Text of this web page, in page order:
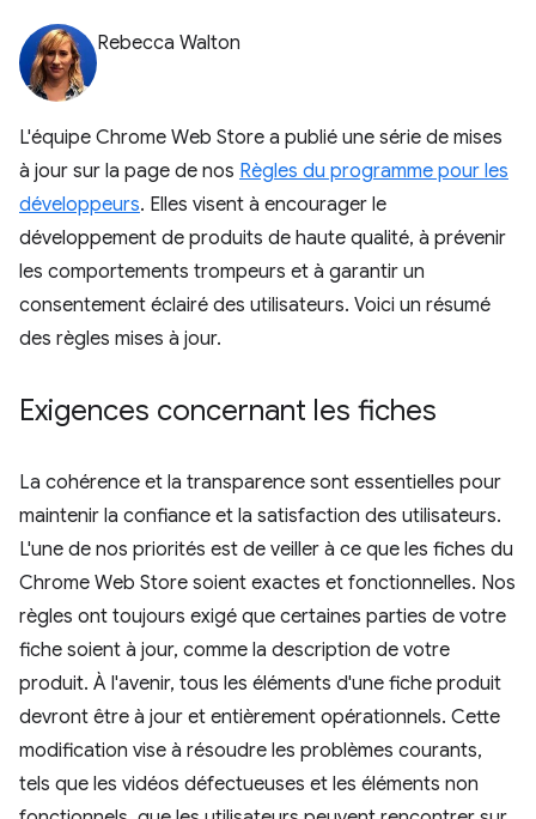
Rebecca Walton
L'équipe Chrome Web Store a publié une série de mises
à jour sur la page de nos Règles du programme pour les
développeurs. Elles visent à encourager le
développement de produits de haute qualité, à prévenir
les comportements trompeurs et à garantir un
consentement éclairé des utilisateurs. Voici un résumé
des règles mises à jour.
Exigences concernant les fiches
La cohérence et la transparence sont essentielles pour
maintenir la confiance et la satisfaction des utilisateurs.
L'une de nos priorités est de veiller à ce que les fiches du
Chrome Web Store soient exactes et fonctionnelles. Nos
règles ont toujours exigé que certaines parties de votre
fiche soient à jour, comme la description de votre
produit. À l'avenir, tous les éléments d'une fiche produit
devront être à jour et entièrement opérationnels. Cette
modification vise à résoudre les problèmes courants,
tels que les vidéos défectueuses et les éléments non